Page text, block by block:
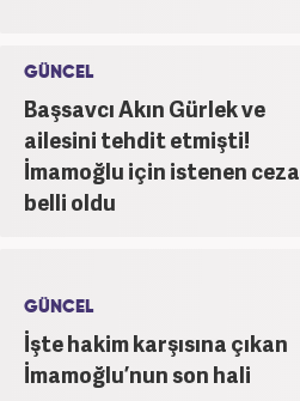
GÜNCEL
Başsavcı Akın Gürlek ve
ailesini tehdit etmişti!
İmamoğlu için istenen ceza
belli oldu
GÜNCEL
İşte hakim karşısına çıkan
İmamoğlu’nun son hali